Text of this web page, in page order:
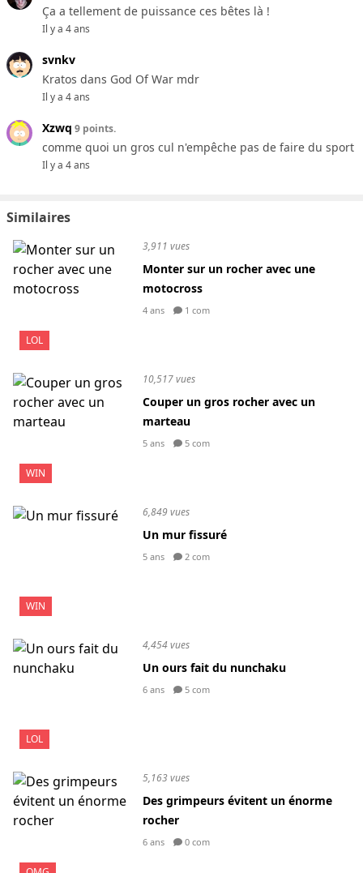
Ça a tellement de puissance ces bêtes là !
Il y a 4 ans
svnkv
Kratos dans God Of War mdr
Il y a 4 ans
Xzwq 9 points.
comme quoi un gros cul n'empêche pas de faire du sport
Il y a 4 ans
Similaires
LOL
3,911 vues
Monter sur un rocher avec une
motocross
4 ans 1 com
WIN
10,517 vues
Couper un gros rocher avec un
marteau
5 ans 5 com
WIN
6,849 vues
Un mur fissuré
5 ans 2 com
LOL
4,454 vues
Un ours fait du nunchaku
6 ans 5 com
5,163 vues
Des grimpeurs évitent un énorme
rocher
6 ans 0 com